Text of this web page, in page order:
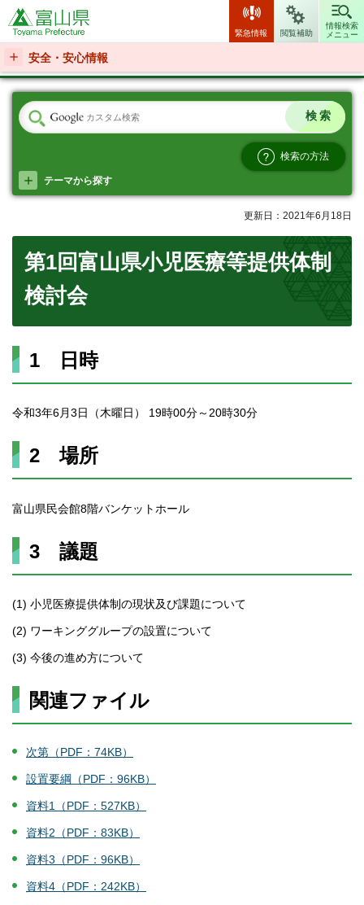
富山県
緊急情報 閲覧補助
情報検索
メニュー
安全・安心情報
検索の方法
テーマから探す
更新日：2021年6月18日
第1回富山県小児医療等提供体制
検討会
1 日時
令和3年6月3日（木曜日） 19時00分～20時30分
2 場所
富山県民会館8階バンケットホール
3 議題
(1) 小児医療提供体制の現状及び課題について
(2) ワーキンググループの設置について
(3) 今後の進め方について
関連ファイル
次第（PDF：74KB）
設置要綱（PDF：96KB）
資料1（PDF：527KB）
資料2（PDF：83KB）
資料3（PDF：96KB）
資料4（PDF：242KB）